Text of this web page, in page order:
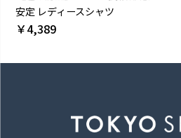
安定 レディースシャツ
￥4,389